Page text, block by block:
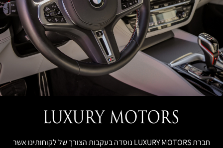
חברת LUXURY MOTORS נוסדה בעקבות הצורך של לקוחותינו אשר